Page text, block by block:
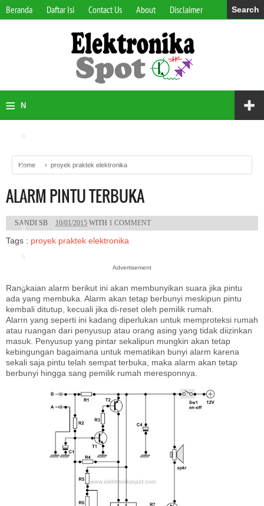
Beranda Daftar Isi Contact Us About Disclaimer Search
≡ N
v
i
g
ti
o
n
✚
Home › proyek praktek elektronika
ALARM PINTU TERBUKA
SANDI SB 10/01/2015 WITH 1 COMMENT
Tags : proyek praktek elektronika
Advertisement
Rangkaian alarm berikut ini akan membunyikan suara jika pintu
ada yang membuka. Alarm akan tetap berbunyi meskipun pintu
kembali ditutup, kecuali jika di-reset oleh pemilik rumah.
Alarm yang seperti ini kadang diperlukan untuk memproteksi rumah
atau ruangan dari penyusup atau orang asing yang tidak diizinkan
masuk. Penyusup yang pintar sekalipun mungkin akan tetap
kebingungan bagaimana untuk mematikan bunyi alarm karena
sekali saja pintu telah sempat terbuka, maka alarm akan tetap
berbunyi hingga sang pemilik rumah meresponnya.